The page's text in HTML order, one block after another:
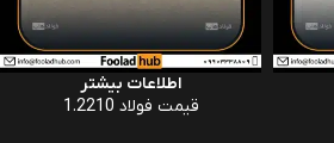
اطلاعات بیشتر
قیمت فولاد 1.2210